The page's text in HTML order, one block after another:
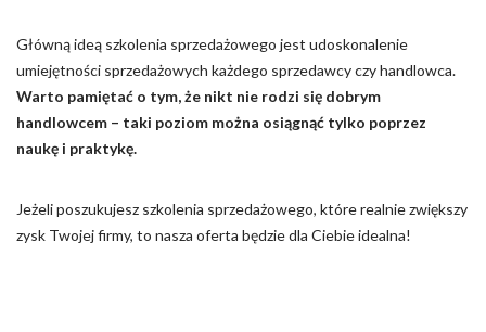
Główną ideą szkolenia sprzedażowego jest udoskonalenie
umiejętności sprzedażowych każdego sprzedawcy czy handlowca.
Warto pamiętać o tym, że nikt nie rodzi się dobrym
handlowcem – taki poziom można osiągnąć tylko poprzez
naukę i praktykę.
Jeżeli poszukujesz szkolenia sprzedażowego, które realnie zwiększy
zysk Twojej firmy, to nasza oferta będzie dla Ciebie idealna!